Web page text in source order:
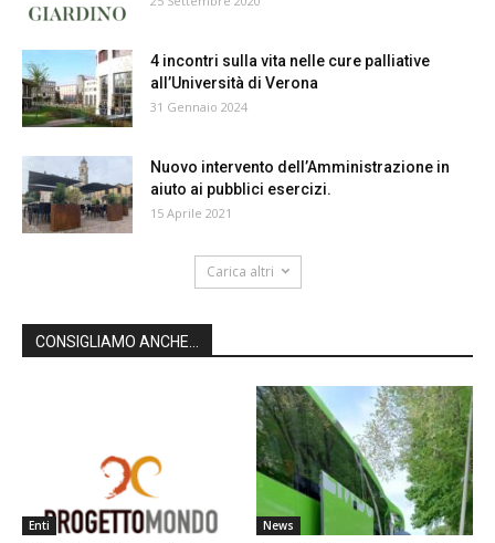
4 incontri sulla vita nelle cure palliative
all’Università di Verona
31 Gennaio 2024
Nuovo intervento dell’Amministrazione in
aiuto ai pubblici esercizi.
15 Aprile 2021
Carica altri
CONSIGLIAMO ANCHE...
Enti News